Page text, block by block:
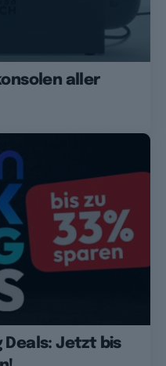
aller
Deals: Jetzt bis